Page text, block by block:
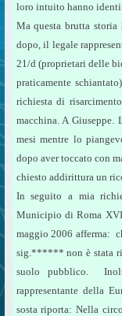
loro intuito hanno
Ma questa brutta
dopo, il legale
21/d (proprietari delle
praticamente
richiesta di
macchina. A
mesi mentre lo
dopo aver toccato con
chiesto addirittura un
In seguito a mia
Municipio di Roma
maggio 2006 afferma: 
sig.****** non è stata
suolo pubblico.
rappresentante della
sosta riporta: Nella